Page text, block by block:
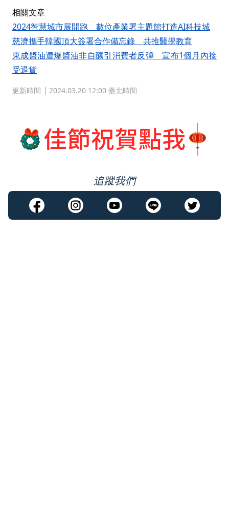
相關文章
2024智慧城市展開跑 數位產業署主題館打造AI科技城
慈濟攜手韓國頂大簽署合作備忘錄 共推醫學教育
東成醬油遭爆醬油非自釀引消費者反彈 宣布1個月內接
受退貨
更新時間 2024.03.20 12:00 臺北時間
追蹤我們